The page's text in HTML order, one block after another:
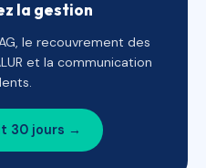
la gestion
le recouvrement des
et la communication
30 jours →